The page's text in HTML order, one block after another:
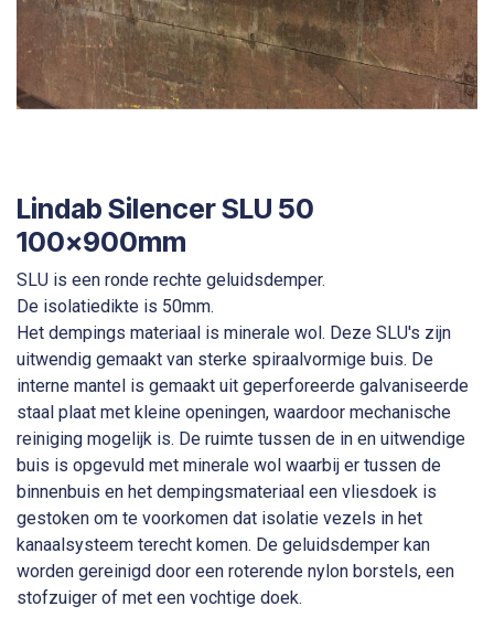
Lindab Silencer SLU 50
100x900mm
SLU is een ronde rechte geluidsdemper.
De isolatiedikte is 50mm.
Het dempings materiaal is minerale wol. Deze SLU's zijn
uitwendig gemaakt van sterke spiraalvormige buis. De
interne mantel is gemaakt uit geperforeerde galvaniseerde
staal plaat met kleine openingen, waardoor mechanische
reiniging mogelijk is. De ruimte tussen de in en uitwendige
buis is opgevuld met minerale wol waarbij er tussen de
binnenbuis en het dempingsmateriaal een vliesdoek is
gestoken om te voorkomen dat isolatie vezels in het
kanaalsysteem terecht komen. De geluidsdemper kan
worden gereinigd door een roterende nylon borstels, een
stofzuiger of met een vochtige doek.